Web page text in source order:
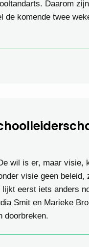
Daarom
de komende twee
wil is er, maar visie,
visie geen beleid,
eerst iets anders
Smit en Marieke
doorbreken.